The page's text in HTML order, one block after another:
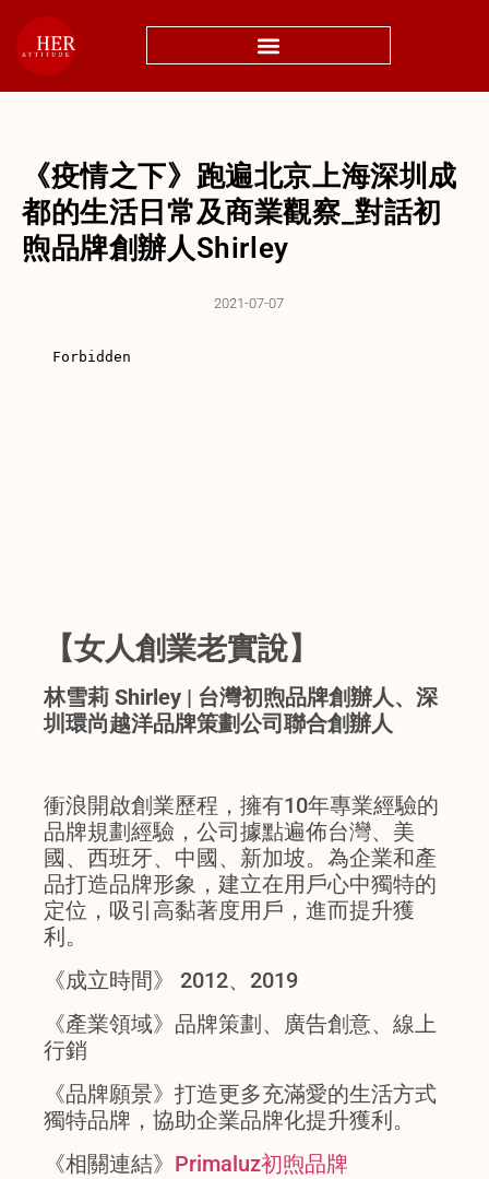
《疫情之下》跑遍北京上海深圳成
都的生活日常及商業觀察_對話初
煦品牌創辦人Shirley
2021-07-07
【女人創業老實說】
林雪莉 Shirley | 台灣初煦品牌創辦人、深
圳環尚越洋品牌策劃公司聯合創辦人
衝浪開啟創業歷程，擁有10年專業經驗的
品牌規劃經驗，公司據點遍佈台灣、美
國、西班牙、中國、新加坡。為企業和產
品打造品牌形象，建立在用戶心中獨特的
定位，吸引高黏著度用戶，進而提升獲
利。
《成立時間》 2012、2019
《產業領域》品牌策劃、廣告創意、線上
行銷
《品牌願景》打造更多充滿愛的生活方式
獨特品牌，協助企業品牌化提升獲利。
《相關連結》 Primaluz初煦品牌